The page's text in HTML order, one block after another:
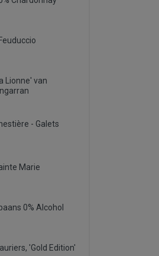
Lionne' van
- Galets
Marie
0% Alcohol
'Gold Edition'